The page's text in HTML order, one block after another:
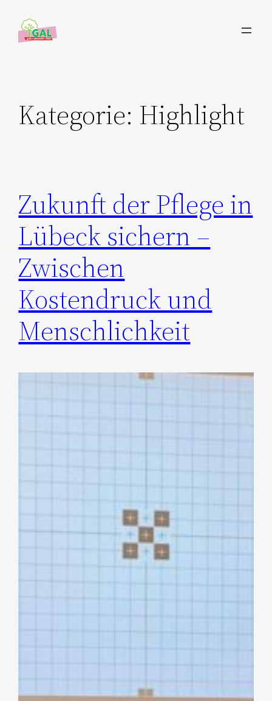
Inhalt
springen
Kategorie: Highlight
Zukunft der Pflege in
Lübeck sichern –
Zwischen
Kostendruck und
Menschlichkeit